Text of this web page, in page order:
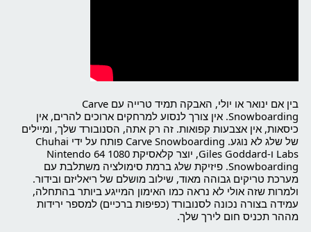
בין אם ינואר או יולי, האבקה תמיד טרייה עם Carve
Snowboarding. אין צורך לנסוע למרחקים ארוכים להרים, אין
כיסאות, אין אצבעות קפואות. זה רק אתה, הסנובורד שלך, ומיילים
של שלג לא נוגע. Carve Snowboarding פותח על ידי Chuhai
Labs ו-Giles Goddard, יוצר קלאסיקת Nintendo 64 1080
Snowboarding. פיזיקת שלג ברמת סימולציה משתלבת עם
מערכת טריקים גבוהה מאוד, שילוב מושלם של ריאליזם ובידור.
ולמרות שזה אולי לא נראה כמו האימון המייגע ביותר בהתחלה,
עמידה בצורה נכונה לסנובורד (כפיפות ברכיים) למספר ירידות
מההר תכניס חום לירך שלך.